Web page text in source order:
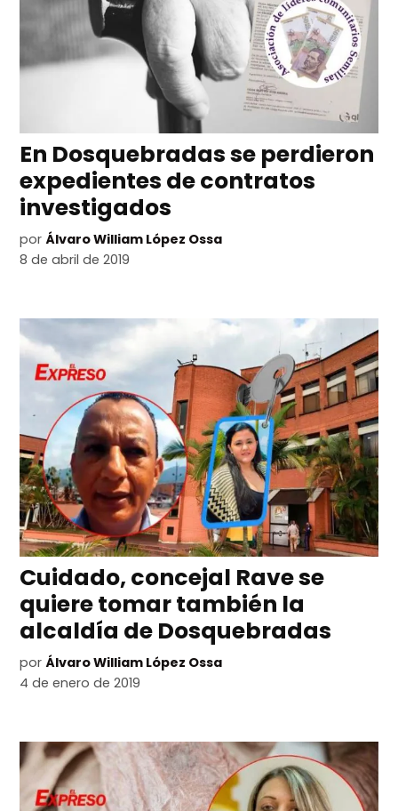
En Dosquebradas se perdieron
expedientes de contratos
investigados
por Álvaro William López Ossa
8 de abril de 2019
Cuidado, concejal Rave se
quiere tomar también la
alcaldía de Dosquebradas
por Álvaro William López Ossa
4 de enero de 2019